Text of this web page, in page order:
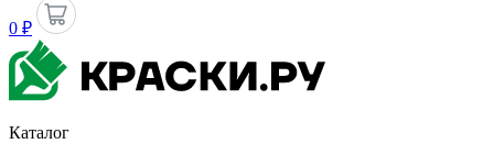
0 ₽
Каталог